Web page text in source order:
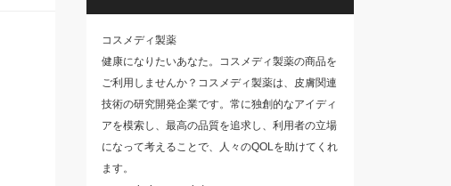
コスメディ製薬
健康になりたいあなた。コスメディ製薬の商品を
ご利用しませんか？コスメディ製薬は、皮膚関連
技術の研究開発企業です。常に独創的なアイディ
アを模索し、最高の品質を追求し、利用者の立場
になって考えることで、人々のQOLを助けてくれ
ます。